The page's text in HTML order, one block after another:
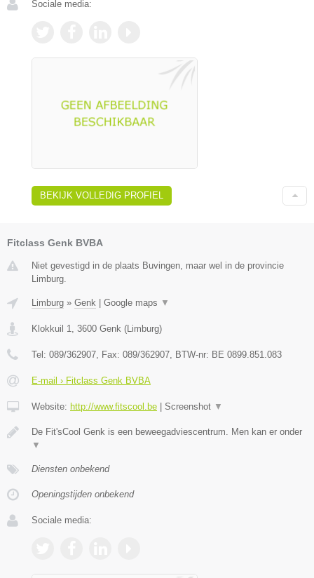
Sociale media:
BEKIJK VOLLEDIG PROFIEL
Fitclass Genk BVBA
Niet gevestigd in de plaats Buvingen, maar wel in de provincie
Limburg.
Limburg » Genk Google maps ▼
Klokkuil 1 3600 Genk ( Limburg)
Tel: 089/362907 , Fax: 089/362907 , BTW-nr: BE 0899.851.083
E-mail › Fitclass Genk BVBA
Website: http://www.fitscool.be Screenshot ▼
De Fit'sCool Genk is een beweegadviescentrum. Men kan er onder
▼
Diensten onbekend
Openingstijden onbekend
Sociale media: